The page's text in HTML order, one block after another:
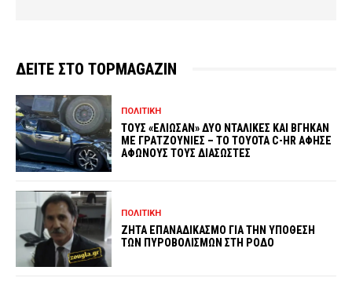
ΔΕΙΤΕ ΣΤΟ TOPMAGAZIN
ΠΟΛΙΤΙΚΗ
ΤΟΥΣ «ΕΛΙΩΣΑΝ» ΔΥΟ ΝΤΑΛΙΚΕΣ ΚΑΙ ΒΓΗΚΑΝ
ΜΕ ΓΡΑΤΖΟΥΝΙΕΣ – ΤΟ TOYOTA C-HR ΑΦΗΣΕ
ΑΦΩΝΟΥΣ ΤΟΥΣ ΔΙΑΣΩΣΤΕΣ
ΠΟΛΙΤΙΚΗ
ΖΗΤΑ ΕΠΑΝΑΔΙΚΑΣΜΟ ΓΙΑ ΤΗΝ ΥΠΟΘΕΣΗ
ΤΩΝ ΠΥΡΟΒΟΛΙΣΜΩΝ ΣΤΗ ΡΟΔΟ